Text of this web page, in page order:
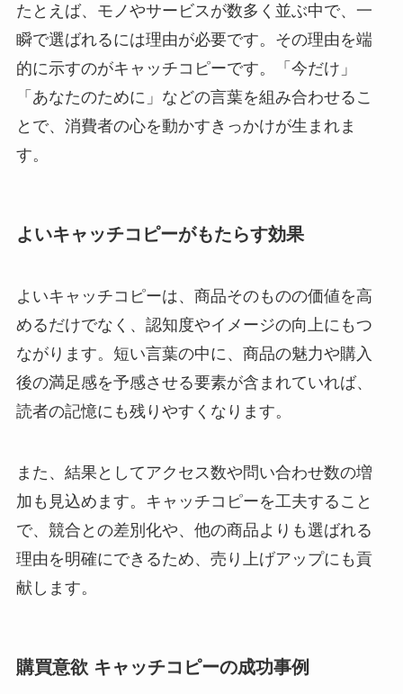
たとえば、モノやサービスが数多く並ぶ中で、一
瞬で選ばれるには理由が必要です。その理由を端
的に示すのがキャッチコピーです。「今だけ」
「あなたのために」などの言葉を組み合わせるこ
とで、消費者の心を動かすきっかけが生まれま
す。
よいキャッチコピーがもたらす効果
よいキャッチコピーは、商品そのものの価値を高
めるだけでなく、認知度やイメージの向上にもつ
ながります。短い言葉の中に、商品の魅力や購入
後の満足感を予感させる要素が含まれていれば、
読者の記憶にも残りやすくなります。
また、結果としてアクセス数や問い合わせ数の増
加も見込めます。キャッチコピーを工夫すること
で、競合との差別化や、他の商品よりも選ばれる
理由を明確にできるため、売り上げアップにも貢
献します。
購買意欲 キャッチコピーの成功事例